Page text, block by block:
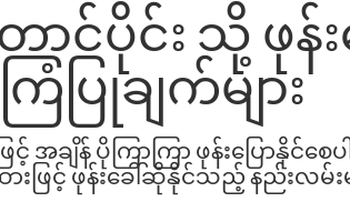
ောင်ပိုင်း သို့ ဖု
ပြုချက်များ
အချိန် ပိုကြာကြာ ဖုန်းပြောနို
ဖြင့် ဖုန်းခေါ်ဆိုနိုင်သည့် နည်းလမ်း